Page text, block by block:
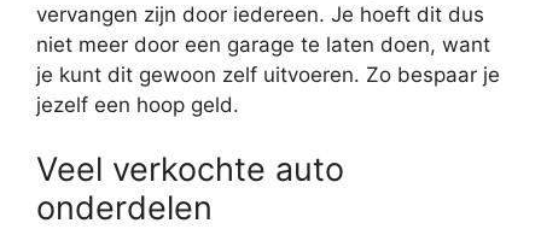
vervangen zijn door iedereen. Je hoeft dit dus
niet meer door een garage te laten doen, want
je kunt dit gewoon zelf uitvoeren. Zo bespaar je
jezelf een hoop geld.
Veel verkochte auto
onderdelen